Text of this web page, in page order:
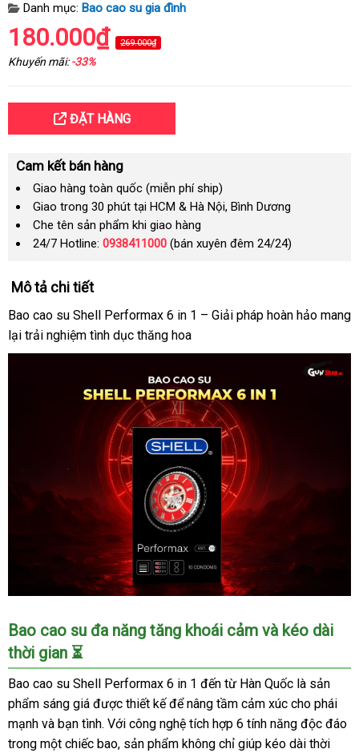
Danh mục: Bao cao su gia đình
180.000₫ 269.000₫
Khuyến mãi:-33%
ĐẶT HÀNG
Cam kết bán hàng
Giao hàng toàn quốc (miễn phí ship)
Giao trong 30 phút tại HCM & Hà Nội, Bình Dương
Che tên sản phẩm khi giao hàng
24/7 Hotline: 0938411000 (bán xuyên đêm 24/24)
Mô tả chi tiết
Bao cao su Shell Performax 6 in 1 – Giải pháp hoàn hảo mang
lại trải nghiệm tình dục thăng hoa
cao
su
Shell
Performax
6
in
1
Bao cao su đa năng tăng khoái cảm và kéo dài
thời gian ⏳
Bao cao su Shell Performax 6 in 1 đến từ Hàn Quốc là sản
phẩm sáng giá được thiết kế để nâng tầm cảm xúc cho phái
mạnh và bạn tình. Với công nghệ tích hợp 6 tính năng độc đáo
trong một chiếc bao, sản phẩm không chỉ giúp kéo dài thời